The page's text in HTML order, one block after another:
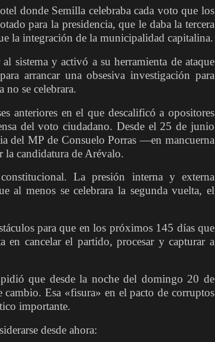
donde Semilla celebraba cada voto que los
para la presidencia, que le daba la tercera
la integración de la municipalidad capitalina.
sistema y activó a su herramienta de ataque
arrancar una obsesiva investigación para
no se celebrara.
anteriores en el que descalificó a opositores
del voto ciudadano. Desde el 25 de junio
del MP de Consuelo Porras —en mancuerna
candidatura de Arévalo.
La presión interna y externa
al menos se celebrara la segunda vuelta, el
para que en los próximos 145 días que
en cancelar el partido, procesar y capturar a
que desde la noche del domingo 20 de
cambio. Esa «fisura» en el pacto de corruptos
importante.
desde ahora: